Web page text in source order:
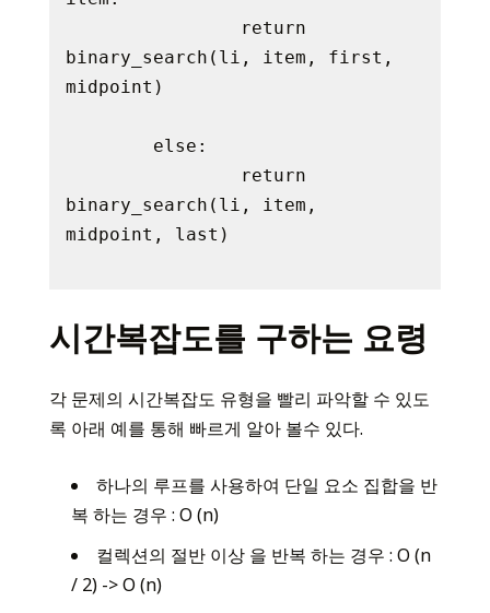
binary_search(li, item, first,
midpoint)
binary_search(li, item,
midpoint, last)
시간복잡도를 구하는 요령
각 문제의 시간복잡도 유형을 빨리 파악할 수 있도
록 아래 예를 통해 빠르게 알아 볼수 있다.
하나의 루프를 사용하여 단일 요소 집합을 반
복 하는 경우 : O (n)
컬렉션의 절반 이상 을 반복 하는 경우 : O (n
/ 2) -> O (n)